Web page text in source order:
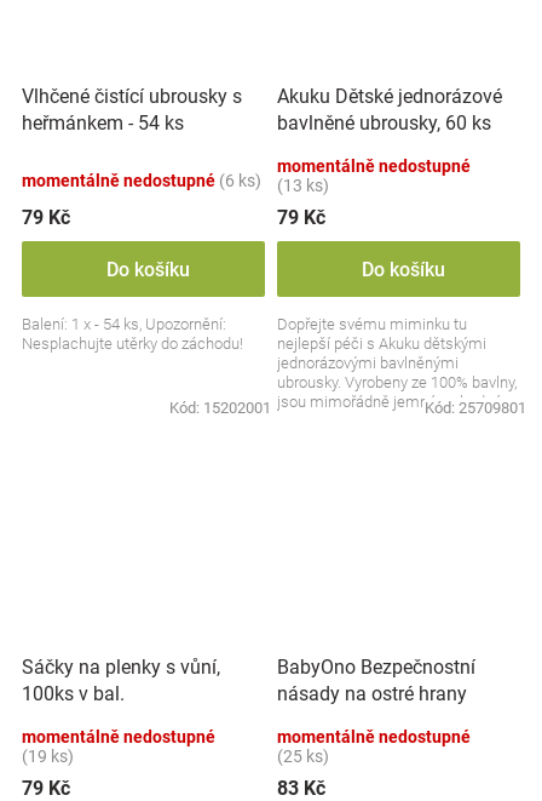
Vlhčené čistící ubrousky s
heřmánkem - 54 ks
momentálně nedostupné (6 ks)
79 Kč
Do košíku
Balení: 1 x - 54 ks, Upozornění:
Nesplachujte utěrky do záchodu!
Kód: 15202001
Akuku Dětské jednorázové
bavlněné ubrousky, 60 ks
momentálně nedostupné
(13 ks)
79 Kč
Do košíku
Dopřejte svému miminku tu
nejlepší péči s Akuku dětskými
jednorázovými bavlněnými
ubrousky. Vyrobeny ze 100% bavlny,
jsou mimořádně jemné a vhodné
Kód: 25709801
Sáčky na plenky s vůní,
100ks v bal.
momentálně nedostupné
(19 ks)
79 Kč
BabyOno Bezpečnostní
násady na ostré hrany
momentálně nedostupné
(25 ks)
83 Kč